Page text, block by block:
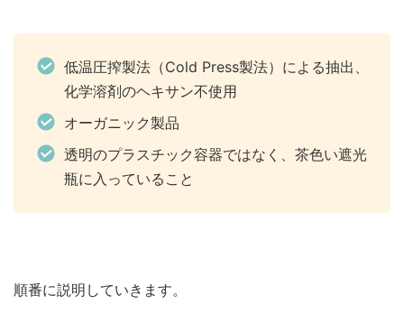
低温圧搾製法（Cold Press製法）による抽出、
化学溶剤のヘキサン不使用
オーガニック製品
透明のプラスチック容器ではなく、茶色い遮光
瓶に入っていること
順番に説明していきます。